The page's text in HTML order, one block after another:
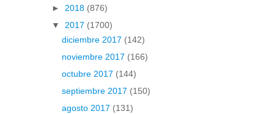
► 2018 (876)
▼ 2017 (1700)
diciembre 2017 (142)
noviembre 2017 (166)
octubre 2017 (144)
septiembre 2017 (150)
agosto 2017 (131)